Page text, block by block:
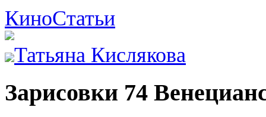
КиноСтатьи
Татьяна Кислякова
Зарисовки 74